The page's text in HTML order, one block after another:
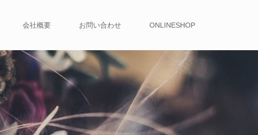
会社概要 お問い合わせ ONLINESHOP